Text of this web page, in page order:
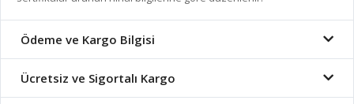
Ödeme ve Kargo Bilgisi
Ücretsiz ve Sigortalı Kargo